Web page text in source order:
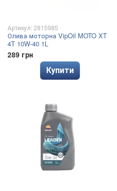
Артикул: 2815985
Олива моторна VipOil MOTO XT
4T 10W-40 1L
289 грн
Купити